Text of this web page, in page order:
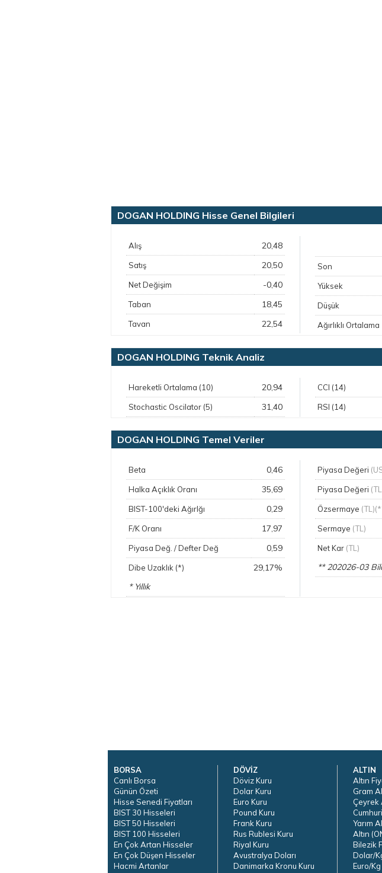
DOGAN HOLDING Hisse Genel Bilgileri
Alış 20,48
Satış 20,50
Net Değişim -0,40
Taban 18,45
Tavan 22,54
Son
Yüksek
Düşük
Ağırlıklı Ortalama
DOGAN HOLDING Teknik Analiz
Hareketli Ortalama (10) 20,94
Stochastic Oscilator (5) 31,40
CCI (14)
RSI (14)
DOGAN HOLDING Temel Veriler
Beta 0,46
Halka Açıklık Oranı 35,69
BIST-100'deki Ağırlğı 0,29
F/K Oranı 17,97
Piyasa Değ. / Defter Değ 0,59
Dibe Uzaklık (*)
29,17%
* Yıllık
Piyasa Değeri
Piyasa Değeri
Özsermaye
Sermaye (TL)
Net Kar (TL)
** 202026-03
BORSA
Canlı Borsa
Günün Özeti
Hisse Senedi Fiyatları
BIST 30 Hisseleri
BIST 50 Hisseleri
BIST 100 Hisseleri
En Çok Artan Hisseler
En Çok Düşen Hisseler
Hacmi Artanlar
DÖVİZ
Döviz Kuru
Dolar Kuru
Euro Kuru
Pound Kuru
Frank Kuru
Rus Rublesi Kuru
Riyal Kuru
Avustralya Doları
Danimarka Kronu Kuru
ALTIN
Altın
Gram
Çeyrek
Yarım
Altın
Bilezik
Dolar/
Euro/Kg